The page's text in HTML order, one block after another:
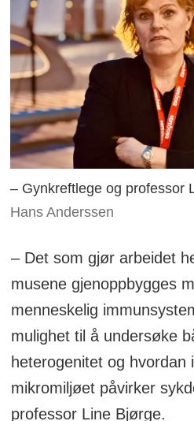
– Gynkreftlege og professor
Hans Anderssen
– Det som gjør arbeidet
musene gjenoppbygges
menneskelig
mulighet til å undersøke
heterogenitet og hvordan
mikromiljøet påvirker
professor Line Bjørge.